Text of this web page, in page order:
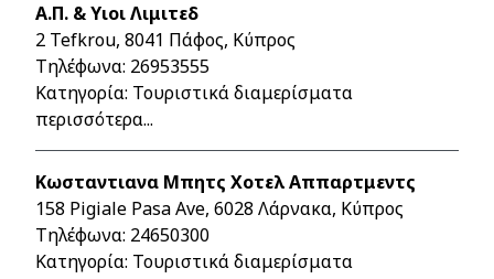
Α.Π. & Υιοι Λιμιτεδ
2 Tefkrou, 8041 Πάφος, Κύπρος
Τηλέφωνα: 26953555
Κατηγορία: Τουριστικά διαμερίσματα
περισσότερα...
Κωσταντιανα Μπητς Χοτελ Αππαρτμεντς
158 Pigiale Pasa Ave, 6028 Λάρνακα, Κύπρος
Τηλέφωνα: 24650300
Κατηγορία: Τουριστικά διαμερίσματα